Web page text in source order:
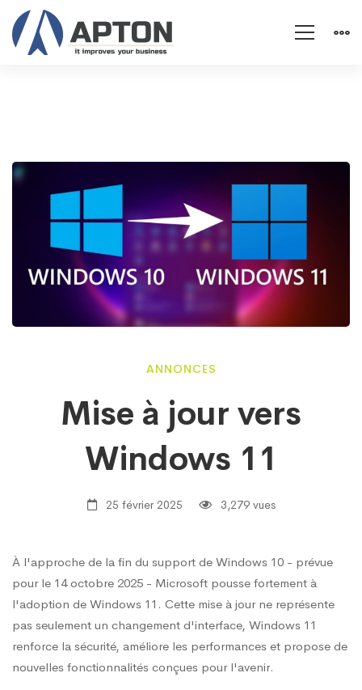
vers
Windows
11
ANNONCES
Mise à jour vers
Windows 11
25 février 2025 3,279 vues
À l'approche de la fin du support de Windows 10 - prévue
pour le 14 octobre 2025 - Microsoft pousse fortement à
l'adoption de Windows 11. Cette mise à jour ne représente
pas seulement un changement d'interface, Windows 11
renforce la sécurité, améliore les performances et propose de
nouvelles fonctionnalités conçues pour l'avenir.